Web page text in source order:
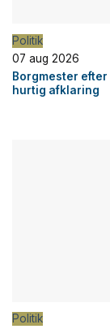
Politik
07 aug 2026
Borgmester
hurtig afklaring
Politik